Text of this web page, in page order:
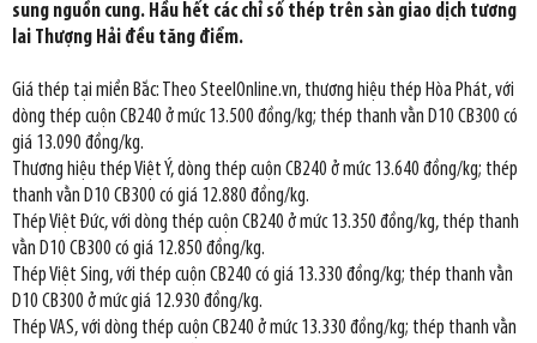
sung nguồn cung. Hầu hết các chỉ số thép trên sàn giao dịch tương
lai Thượng Hải đều tăng điểm.
Giá thép tại miền Bắc: Theo SteelOnline.vn, thương hiệu thép Hòa Phát, với
dòng thép cuộn CB240 ở mức 13.500 đồng/kg; thép thanh vằn D10 CB300 có
giá 13.090 đồng/kg.
Thương hiệu thép Việt Ý, dòng thép cuộn CB240 ở mức 13.640 đồng/kg; thép
thanh vằn D10 CB300 có giá 12.880 đồng/kg.
Thép Việt Đức, với dòng thép cuộn CB240 ở mức 13.350 đồng/kg, thép thanh
vằn D10 CB300 có giá 12.850 đồng/kg.
Thép Việt Sing, với thép cuộn CB240 có giá 13.330 đồng/kg; thép thanh vằn
D10 CB300 ở mức giá 12.930 đồng/kg.
Thép VAS, với dòng thép cuộn CB240 ở mức 13.330 đồng/kg; thép thanh vằn